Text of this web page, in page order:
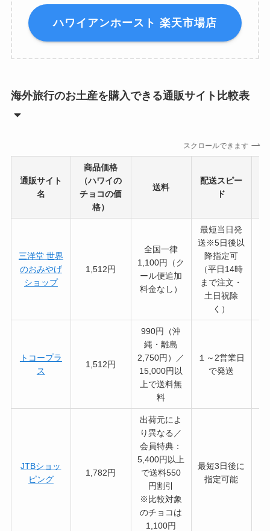
ハワイアンホースト 楽天市場店
海外旅行のお土産を購入できる通販サイト比較表
スクロールできます
通販サイト
名
商品価格
（ハワイの
チョコの価
格）
送料
配送スピー
ド
三洋堂 世界
のおみやげ
ショップ
1,512円
全国一律
1,100円（ク
ール便追加
料金なし）
最短当日発
送※5日後以
降指定可
（平日14時
まで注文・
土日祝除
く）
トコープラ
ス
1,512円
990円（沖
縄・離島
2,750円）／
15,000円以
上で送料無
料
１～2営業日
で発送
JTBショッ
ピング
1,782円
出荷元によ
り異なる／
会員特典：
5,400円以上
で送料550
円割引
※比較対象
のチョコは
1,100円
最短3日後に
指定可能